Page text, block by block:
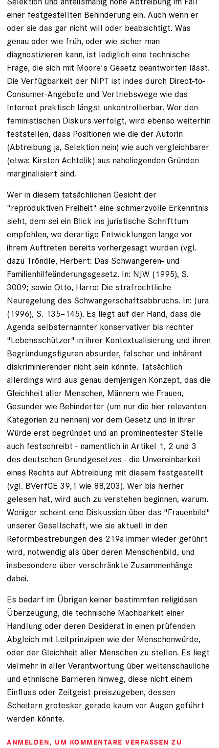
einer festgestellten Behinderung ein. Auch wenn er
oder sie das gar nicht will oder beabsichtigt. Was
genau oder wie früh, oder wie sicher man
diagnostizieren kann, ist lediglich eine technische
Frage, die sich mit Moore's Gesetz beantworten lässt.
Die Verfügbarkeit der NIPT ist indes durch Direct-to-
Consumer-Angebote und Vertriebswege wie das
Internet praktisch längst unkontrollierbar. Wer den
feministischen Diskurs verfolgt, wird ebenso weiterhin
feststellen, dass Positionen wie die der Autorin
(Abtreibung ja, Selektion nein) wie auch vergleichbarer
(etwa: Kirsten Achtelik) aus naheliegenden Gründen
marginalisiert sind.
Wer in diesem tatsächlichen Gesicht der
"reproduktiven Freiheit" eine schmerzvolle Erkenntnis
sieht, dem sei ein Blick ins juristische Schrifttum
empfohlen, wo derartige Entwicklungen lange vor
ihrem Auftreten bereits vorhergesagt wurden (vgl.
dazu Tröndle, Herbert: Das Schwangeren- und
Familienhilfeänderungsgesetz. In: NJW (1995), S.
3009; sowie Otto, Harro: Die strafrechtliche
Neuregelung des Schwangerschaftsabbruchs. In: Jura
(1996), S. 135–145). Es liegt auf der Hand, dass die
Agenda selbsternannter konservativer bis rechter
"Lebensschützer" in ihrer Kontextualisierung und ihren
Begründungsfiguren absurder, falscher und inhärent
diskriminierender nicht sein könnte. Tatsächlich
allerdings wird aus genau demjenigen Konzept, das die
Gleichheit aller Menschen, Männern wie Frauen,
Gesunder wie Behinderter (um nur die hier relevanten
Kategorien zu nennen) vor dem Gesetz und in ihrer
Würde erst begründet und an prominentester Stelle
auch festschreibt - namentlich in Artikel 1, 2 und 3
des deutschen Grundgesetzes - die Unvereinbarkeit
eines Rechts auf Abtreibung mit diesem festgestellt
(vgl. BVerfGE 39,1 wie 88,203). Wer bis hierher
gelesen hat, wird auch zu verstehen beginnen, warum.
Weniger scheint eine Diskussion über das "Frauenbild"
unserer Gesellschaft, wie sie aktuell in den
Reformbestrebungen des 219a immer wieder geführt
wird, notwendig als über deren Menschenbild, und
insbesondere über verschränkte Zusammenhänge
dabei.
Es bedarf im Übrigen keiner bestimmten religiösen
Überzeugung, die technische Machbarkeit einer
Handlung oder deren Desiderat in einen prüfenden
Abgleich mit Leitprinzipien wie der Menschenwürde,
oder der Gleichheit aller Menschen zu stellen. Es liegt
vielmehr in aller Verantwortung über weltanschauliche
und ethnische Barrieren hinweg, diese nicht einem
Einfluss oder Zeitgeist preiszugeben, dessen
Scheitern grotesker gerade kaum vor Augen geführt
werden könnte.
ANMELDEN, UM KOMMENTARE VERFASSEN ZU